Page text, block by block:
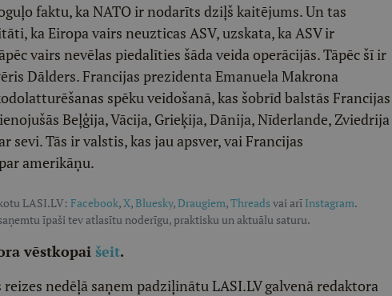
faktu, ka NATO ir nodarīts dziļš kaitējums. Un tas
ka Eiropa vairs neuzticas ASV, uzskata, ka ASV ir
vairs nevēlas piedalīties šāda veida operācijās. Tāpēc šī ir
Dālders. Francijas prezidenta Emanuela Makrona
spēku veidošanā, kas šobrīd balstās Francijas
Beļģija, Vācija, Grieķija, Dānija, Nīderlande, Zviedrija
sevi. Tās ir valstis, kas jau apsver, vai Francijas
amerikāņu.
LASI.LV: Facebook,X,Bluesky,Draugiem,Threadsvai arī Instagram.
īpaši tev atlasītu noderīgu, praktisku un aktuālu saturu.
vēstkopai šeit.
nedēļā saņem padziļinātu LASI.LV galvenā redaktora